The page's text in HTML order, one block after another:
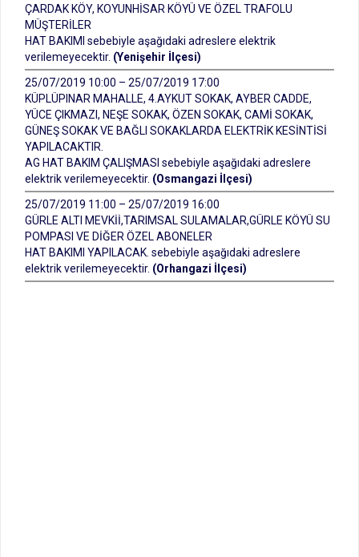
ÇARDAK KÖY, KOYUNHİSAR KÖYÜ VE ÖZEL TRAFOLU
MÜŞTERİLER
HAT BAKIMI sebebiyle aşağıdaki adreslere elektrik
verilemeyecektir. (Yenişehir İlçesi)
25/07/2019 10:00 – 25/07/2019 17:00
KÜPLÜPINAR MAHALLE, 4.AYKUT SOKAK, AYBER CADDE,
YÜCE ÇIKMAZI, NEŞE SOKAK, ÖZEN SOKAK, CAMİ SOKAK,
GÜNEŞ SOKAK VE BAĞLI SOKAKLARDA ELEKTRİK KESİNTİSİ
YAPILACAKTIR.
AG HAT BAKIM ÇALIŞMASI sebebiyle aşağıdaki adreslere
elektrik verilemeyecektir. (Osmangazi İlçesi)
25/07/2019 11:00 – 25/07/2019 16:00
GÜRLE ALTI MEVKİİ,TARIMSAL SULAMALAR,GÜRLE KÖYÜ SU
POMPASI VE DİĞER ÖZEL ABONELER
HAT BAKIMI YAPILACAK. sebebiyle aşağıdaki adreslere
elektrik verilemeyecektir. (Orhangazi İlçesi)